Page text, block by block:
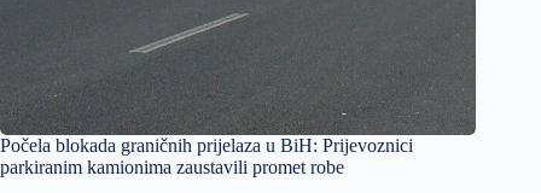
Počela blokada graničnih prijelaza u BiH: Prijevoznici
parkiranim kamionima zaustavili promet robe